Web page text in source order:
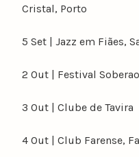
Cristal, Porto
5 Set | Jazz em Fiães,
2 Out | Festival
3 Out | Clube de Tavira
4 Out | Club Farense,